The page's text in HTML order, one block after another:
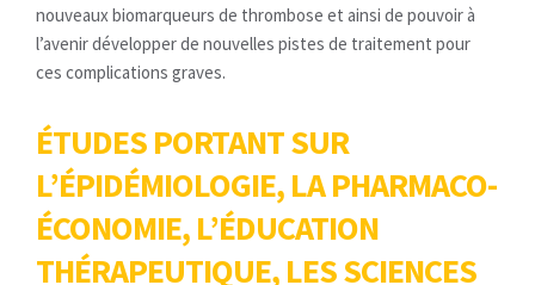
nouveaux biomarqueurs de thrombose et ainsi de pouvoir à
l’avenir développer de nouvelles pistes de traitement pour
ces complications graves.
ÉTUDES PORTANT SUR
L’ÉPIDÉMIOLOGIE, LA PHARMACO-
ÉCONOMIE, L’ÉDUCATION
THÉRAPEUTIQUE, LES SCIENCES